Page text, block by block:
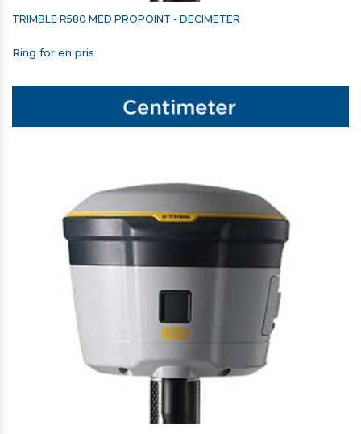
TRIMBLE TSC5/TSC510 HOLDER TIL STOK
548,00 kr. ekskl. moms
På lager
TRIMBLE R580 MED PROPOINT - DECIMETER
Ring for en pris